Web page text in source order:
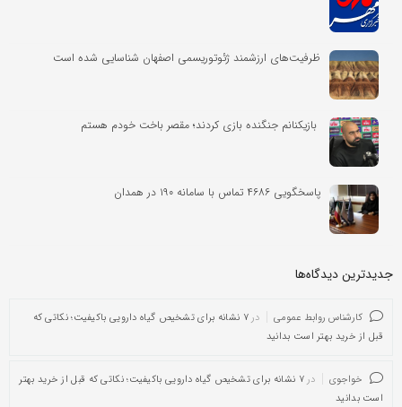
ظرفیت‌های ارزشمند ژئوتوریسمی اصفهان شناسایی شده است
بازیکنانم جنگنده بازی کردند؛ مقصر باخت خودم هستم
پاسخگویی ۴۶۸۶ تماس با سامانه ۱۹۰ در همدان
جدیدترین دیدگاه‌‌ها
کارشناس روابط عمومی در
۷ نشانه برای تشخیص گیاه دارویی باکیفیت؛ نکاتی که
قبل از خرید بهتر است بدانید
خواجوی در
۷ نشانه برای تشخیص گیاه دارویی باکیفیت؛ نکاتی که قبل از خرید بهتر
است بدانید